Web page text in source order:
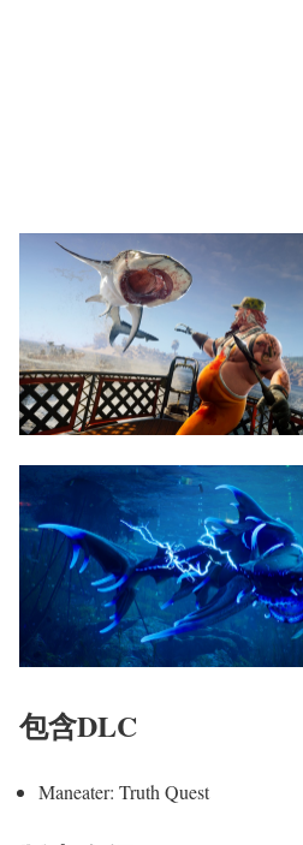
包含DLC
Maneater: Truth Quest